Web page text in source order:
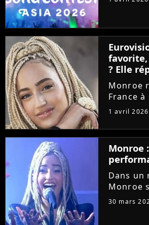
lieu à
favorite,
? Elle
Monroe
France
2026
elle
victoire ?
1 avril 2026
Monroe
Dans un
Monroe
Vienne
30 mars